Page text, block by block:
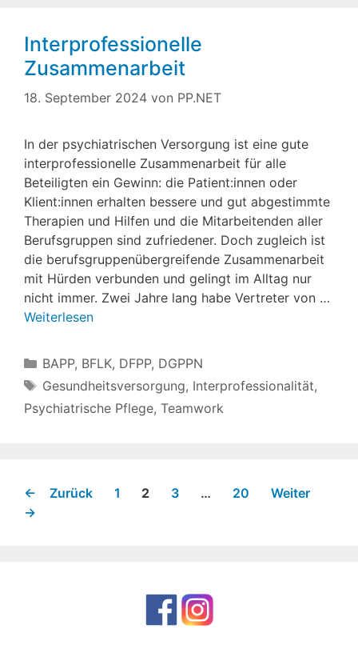
Interprofessionelle
Zusammenarbeit
18. September 2024 von PP.NET
In der psychiatrischen Versorgung ist eine gute
interprofessionelle Zusammenarbeit für alle
Beteiligten ein Gewinn: die Patient:innen oder
Klient:innen erhalten bessere und gut abgestimmte
Therapien und Hilfen und die Mitarbeitenden aller
Berufsgruppen sind zufriedener. Doch zugleich ist
die berufsgruppenübergreifende Zusammenarbeit
mit Hürden verbunden und gelingt im Alltag nur
nicht immer. Zwei Jahre lang habe Vertreter von …
Weiterlesen
Kategorien
BAPP, BFLK, DFPP, DGPPN
Schlagwörter
Gesundheitsversorgung, Interprofessionalität,
Psychiatrische Pflege, Teamwork
← Zurück Seite
1 Seite
2 Seite
3 … Seite
20
Weiter
→